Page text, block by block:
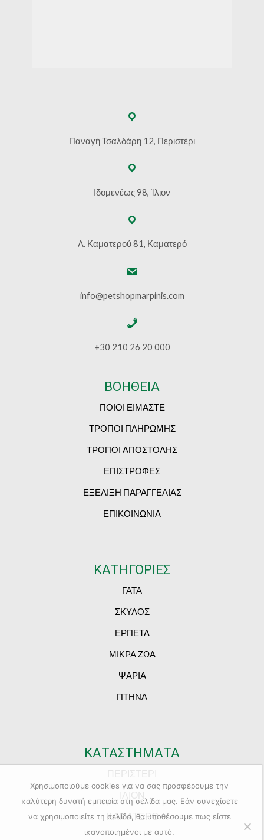
Παναγή Τσαλδάρη 12, Περιστέρι
Ιδομενέως 98, Ίλιον
Λ. Καματερού 81, Καματερό
info@petshopmarpinis.com
+30 210 26 20 000
ΒΟΗΘΕΙΑ
ΠΟΙΟΙ ΕΙΜΑΣΤΕ
ΤΡΟΠΟΙ ΠΛΗΡΩΜΗΣ
ΤΡΟΠΟΙ ΑΠΟΣΤΟΛΗΣ
ΕΠΙΣΤΡΟΦΕΣ
ΕΞΕΛΙΞΗ ΠΑΡΑΓΓΕΛΙΑΣ
ΕΠΙΚΟΙΝΩΝΙΑ
ΚΑΤΗΓΟΡΙΕΣ
ΓΑΤΑ
ΣΚΥΛΟΣ
ΕΡΠΕΤΑ
ΜΙΚΡΑ ΖΩΑ
ΨΑΡΙΑ
ΠΤΗΝΑ
ΚΑΤΑΣΤΗΜΑΤΑ
ΚΑΜΑΤΕΡΟ
Χρησιμοποιούμε cookies για να σας προσφέρουμε την
καλύτερη δυνατή εμπειρία στη σελίδα μας. Εάν συνεχίσετε
να χρησιμοποιείτε τη σελίδα, θα υποθέσουμε πως είστε
ικανοποιημένοι με αυτό.